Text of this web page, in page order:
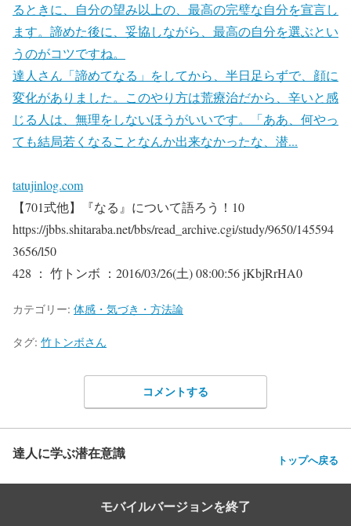
るときに、自分の望み以上の、最高の完璧な自分を宣言し
ます。諦めた後に、妥協しながら、最高の自分を選ぶとい
うのがコツですね。
達人さん「諦めてなる」をしてから、半日足らずで、顔に
変化がありました。このやり方は荒療治だから、辛いと感
じる人は、無理をしないほうがいいです。「ああ、何やっ
ても結局若くなることなんか出来なかったな、潜...
tatujinlog.com
【701式他】『なる』について語ろう！10
https://jbbs.shitaraba.net/bbs/read_archive.cgi/study/9650/145594
3656/l50
428 ： 竹トンボ ：2016/03/26(土) 08:00:56 jKbjRrHA0
カテゴリー: 体感・気づき・方法論
タグ: 竹トンボさん
コメントする
達人に学ぶ潜在意識 トップへ戻る
モバイルバージョンを終了